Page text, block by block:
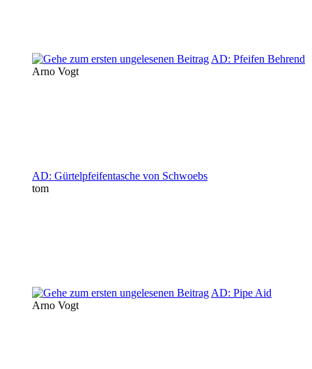
AD: Pfeifen Behrend
Arno Vogt
AD: Gürtelpfeifentasche von Schwoebs
tom
AD: Pipe Aid
Arno Vogt